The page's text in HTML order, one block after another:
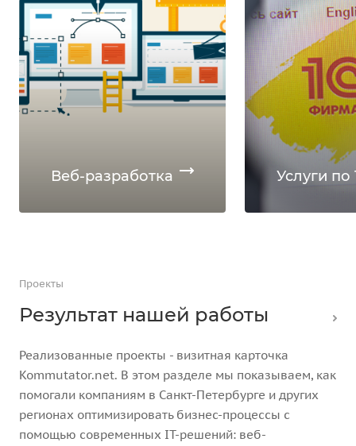
Веб-разработка Услуги по
Проекты
Результат нашей работы
Реализованные проекты - визитная карточка
Kommutator.net. В этом разделе мы показываем, как
помогали компаниям в Санкт-Петербурге и других
регионах оптимизировать бизнес-процессы с
помощью современных IT-решений: веб-